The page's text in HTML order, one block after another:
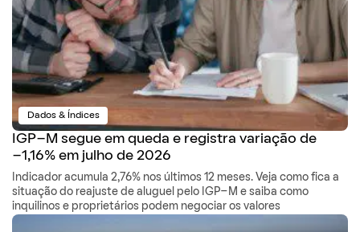
Dados & Índices
IGP-M segue em queda e registra variação de
-1,16% em julho de 2026
Indicador acumula 2,76% nos últimos 12 meses. Veja como fica a
situação do reajuste de aluguel pelo IGP-M e saiba como
inquilinos e proprietários podem negociar os valores